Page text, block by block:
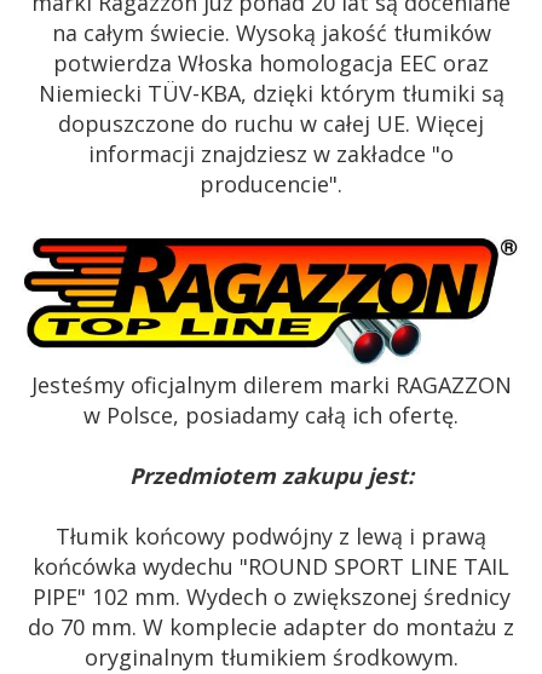
na całym świecie. Wysoką jakość tłumików
potwierdza Włoska homologacja EEC oraz
Niemiecki TÜV-KBA, dzięki którym tłumiki są
dopuszczone do ruchu w całej UE. Więcej
informacji znajdziesz w zakładce "o
producencie".
Jesteśmy oficjalnym dilerem marki RAGAZZON
w Polsce, posiadamy całą ich ofertę.
Przedmiotem zakupu jest:
Tłumik końcowy podwójny z lewą i prawą
końcówka wydechu "ROUND SPORT LINE TAIL
PIPE" 102 mm. Wydech o zwiększonej średnicy
do 70 mm. W komplecie adapter do montażu z
oryginalnym tłumikiem środkowym.